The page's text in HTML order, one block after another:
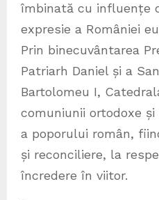
îmbinată cu influențe
expresie a României
Prin binecuvântarea
Patriarh Daniel și a
Bartolomeu I,
comuniunii ortodoxe
a poporului român,
și reconciliere, la
încredere în viitor.